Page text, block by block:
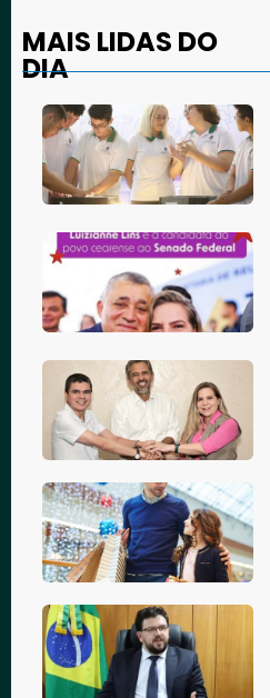
MAIS LIDAS DO
DIA